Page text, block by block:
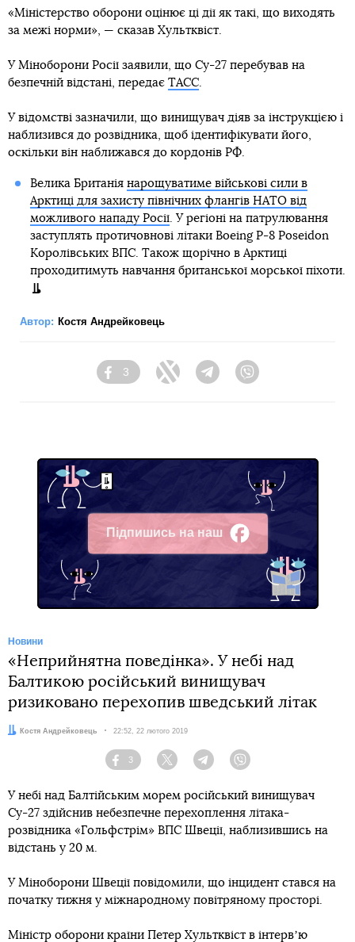
«Міністерство оборони оцінює ці дії як такі, що виходять
за межі норми», — сказав Хультквіст.
У Міноборони Росії заявили, що Су-27 перебував на
безпечній відстані, передає ТАСС
У відомстві зазначили, що винищувач діяв за інструкцією і
наблизився до розвідника, щоб ідентифікувати його,
оскільки він наближався до кордонів РФ.
Велика Британія нарощуватиме військові сили в
Арктиці для захисту північних флангів НАТО від
можливого нападу Росії. У регіоні на патрулювання
заступлять протичовнові літаки Boeing P-8 Poseidon
Королівських ВПС. Також щорічно в Арктиці
проходитимуть навчання британської морської піхоти.
Автор: Костя Андрейковець
Facebook
3
Twitter TelegramViber
Підпишись на наш
Facebook
Новини
«Неприйнятна поведінка». У небі над
Балтикою російський винищувач
ризиковано перехопив шведський літак
Автор:Костя Андрейковець Дата:
22:52, 22 лютого 2019
Facebook
3
Twitter TelegramViber
У небі над Балтійським морем російський винищувач
Су-27 здійснив небезпечне перехоплення літака-
розвідника «Гольфстрім» ВПС Швеції, наблизившись на
відстань у 20 м.
У Міноборони Швеції повідомили, що інцидент стався на
початку тижня у міжнародному повітряному просторі.
Міністр оборони країни Петер Хультквіст в інтервʼю